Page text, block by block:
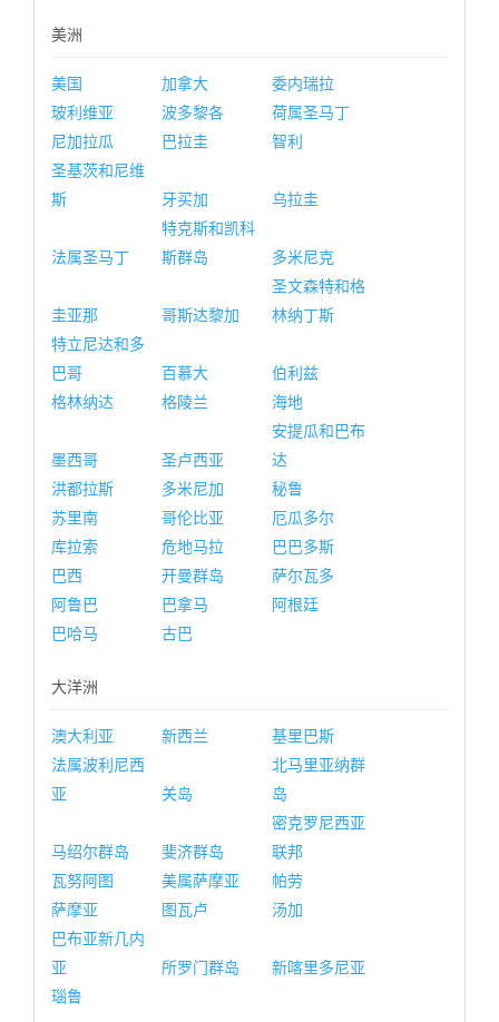
美洲
美国 加拿大
委内瑞拉
玻利维亚
波多黎各
荷属圣马丁
尼加拉瓜
巴拉圭
智利
圣基茨和尼维
斯
牙买加 乌拉圭
法属圣马丁
特克斯和凯科
斯群岛
多米尼克
圭亚那 哥斯达黎加
圣文森特和格
林纳丁斯
特立尼达和多
巴哥
百慕大
伯利兹
格林纳达
格陵兰 海地
墨西哥 圣卢西亚
安提瓜和巴布
达
洪都拉斯
多米尼加
秘鲁
苏里南
哥伦比亚
厄瓜多尔
库拉索
危地马拉
巴巴多斯
巴西
开曼群岛
萨尔瓦多
阿鲁巴
巴拿马
阿根廷
巴哈马
古巴
大洋洲
澳大利亚 新西兰
基里巴斯
法属波利尼西
亚
关岛
北马里亚纳群
岛
马绍尔群岛 斐济群岛
密克罗尼西亚
联邦
瓦努阿图
美属萨摩亚
帕劳
萨摩亚
图瓦卢
汤加
巴布亚新几内
亚
所罗门群岛
新喀里多尼亚
瑙鲁